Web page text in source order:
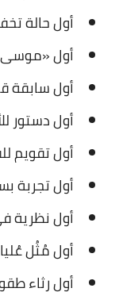
أول حالة
أول
أول سابقة
أول دستور
أول تقويم
أول تجربة
أول نظرية
أول مُثُل
أول رثاء